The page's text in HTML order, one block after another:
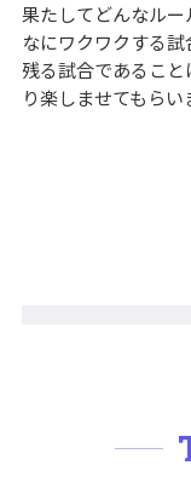
果たしてどんなル
なにワクワクする
残る試合であるこ
り楽しませてもらい